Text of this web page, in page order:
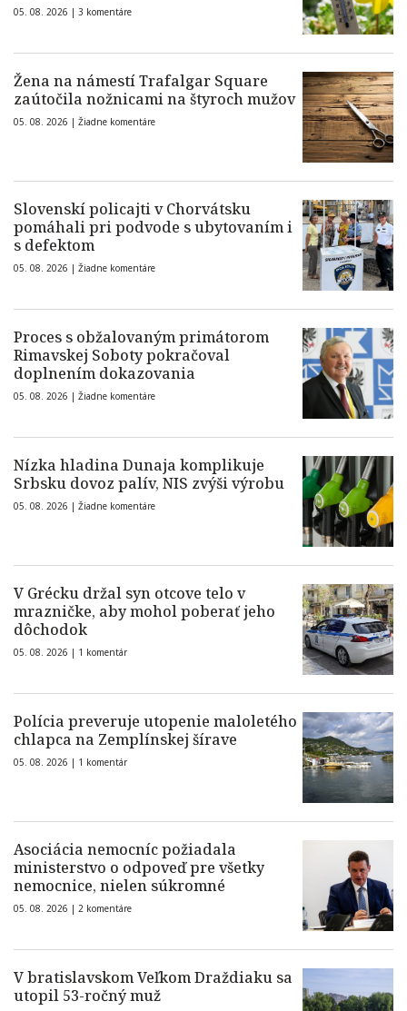
05. 08. 2026 | 3 komentáre
Žena na námestí Trafalgar Square
zaútočila nožnicami na štyroch mužov
05. 08. 2026 | Žiadne komentáre
Slovenskí policajti v Chorvátsku
pomáhali pri podvode s ubytovaním i
s defektom
05. 08. 2026 | Žiadne komentáre
Proces s obžalovaným primátorom
Rimavskej Soboty pokračoval
doplnením dokazovania
05. 08. 2026 | Žiadne komentáre
Nízka hladina Dunaja komplikuje
Srbsku dovoz palív, NIS zvýši výrobu
05. 08. 2026 | Žiadne komentáre
V Grécku držal syn otcove telo v
mrazničke, aby mohol poberať jeho
dôchodok
05. 08. 2026 | 1 komentár
Polícia preveruje utopenie maloletého
chlapca na Zemplínskej šírave
05. 08. 2026 | 1 komentár
Asociácia nemocníc požiadala
ministerstvo o odpoveď pre všetky
nemocnice, nielen súkromné
05. 08. 2026 | 2 komentáre
V bratislavskom Veľkom Draždiaku sa
utopil 53-ročný muž